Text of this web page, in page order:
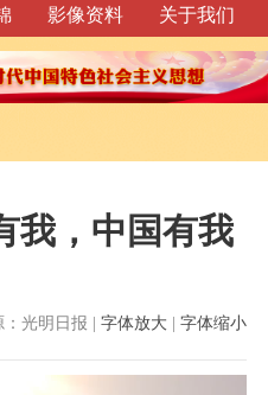
影像资料 关于我们
我，中国有我
：光明日报 | 字体放大| 字体缩小